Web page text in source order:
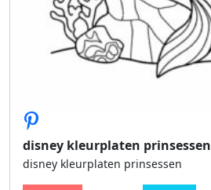
disney kleurplaten prinsessen
disney kleurplaten prinsessen